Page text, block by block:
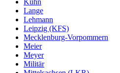
Kühn
Lange
Lehmann
Leipzig (KFS)
Mecklenburg-Vorpommern
Meier
Meyer
Militär